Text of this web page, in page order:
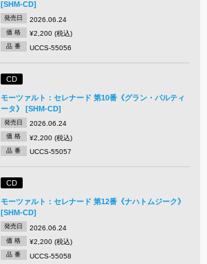
[SHM-CD]
発売日 2026.06.24
価 格 ¥2,200 (税込)
品 番 UCCS-55056
CD
モーツァルト：セレナード 第10番《グラン・パルティ
ータ》 [SHM-CD]
発売日 2026.06.24
価 格 ¥2,200 (税込)
品 番 UCCS-55057
CD
モーツァルト：セレナード 第12番《ナハトムジーク》
[SHM-CD]
発売日 2026.06.24
価 格 ¥2,200 (税込)
品 番 UCCS-55058